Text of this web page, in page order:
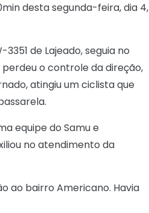
desta segunda-feira, dia 4,
de Lajeado, seguia no
o controle da direção,
atingiu um ciclista que
equipe do Samu e
no atendimento da
ao bairro Americano. Havia